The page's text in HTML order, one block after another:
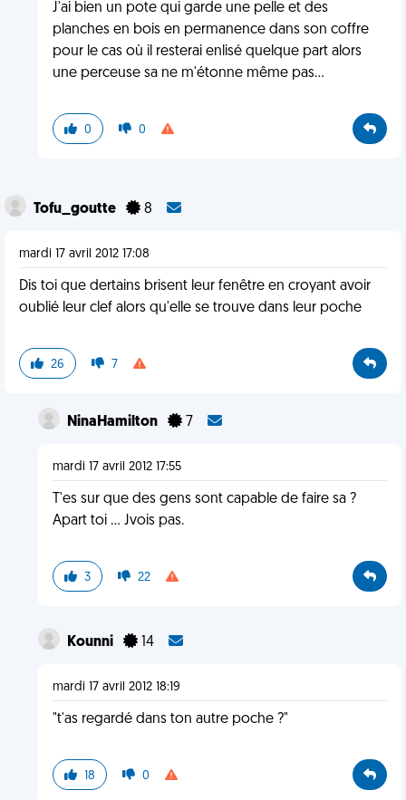
J'ai bien un pote qui garde une pelle et des
planches en bois en permanence dans son coffre
pour le cas où il resterai enlisé quelque part alors
une perceuse sa ne m'étonne même pas...
0 0
Tofu_goutte 8
mardi 17 avril 2012 17:08
Dis toi que dertains brisent leur fenêtre en croyant avoir
oublié leur clef alors qu'elle se trouve dans leur poche
26 7
NinaHamilton 7
mardi 17 avril 2012 17:55
T'es sur que des gens sont capable de faire sa ?
Apart toi ... Jvois pas.
3 22
Kounni 14
mardi 17 avril 2012 18:19
"t'as regardé dans ton autre poche ?"
18 0